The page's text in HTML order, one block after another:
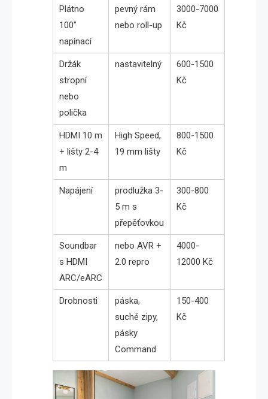
Plátno
100″
napínací
pevný rám
nebo roll-up
3000-7000
Kč
Držák
stropní
nebo
polička
nastavitelný
600-1500
Kč
HDMI 10 m
+ lišty 2-4
m
High Speed,
19 mm lišty
800-1500
Kč
Napájení
prodlužka 3-
5 m s
přepěťovkou
300-800
Kč
Soundbar
s HDMI
ARC/eARC
nebo AVR +
2.0 repro
4000-
12000 Kč
Drobnosti
páska,
suché zipy,
pásky
Command
150-400
Kč